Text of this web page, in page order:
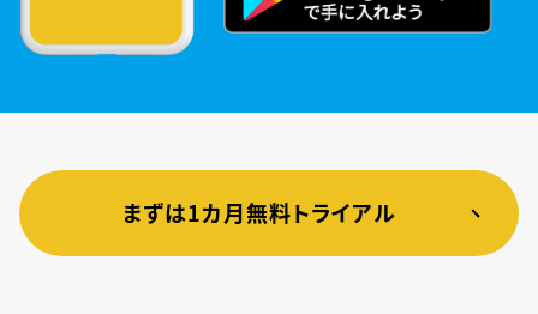
まずは1カ月無料トライアル